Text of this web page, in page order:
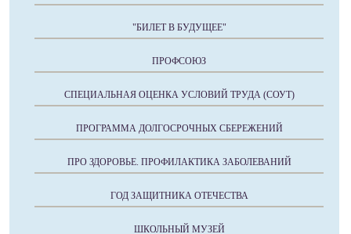
"БИЛЕТ В БУДУЩЕЕ"
ПРОФСОЮЗ
СПЕЦИАЛЬНАЯ ОЦЕНКА УСЛОВИЙ ТРУДА (СОУТ)
ПРОГРАММА ДОЛГОСРОЧНЫХ СБЕРЕЖЕНИЙ
ПРО ЗДОРОВЬЕ. ПРОФИЛАКТИКА ЗАБОЛЕВАНИЙ
ГОД ЗАЩИТНИКА ОТЕЧЕСТВА
ШКОЛЬНЫЙ МУЗЕЙ